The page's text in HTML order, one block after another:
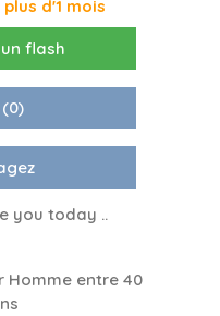
d'1 mois
flash
(0)
you today ..
Homme entre 40